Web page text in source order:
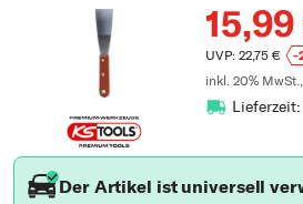
UVP: 22,75 €
-
inkl. 20% MwSt.,
Der Artikel ist universell